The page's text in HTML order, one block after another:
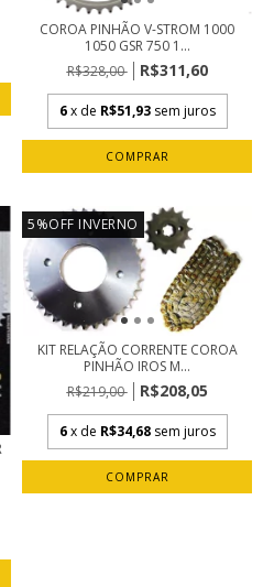
COROA PINHÃO V-STROM 1000
1050 GSR 750 1...
R$328,00
R$311,60
6 x de R$51,93 sem juros
5%OFF INVERNO
KIT RELAÇÃO CORRENTE COROA
PINHÃO IROS M...
R$219,00
R$208,05
6 x de R$34,68 sem juros